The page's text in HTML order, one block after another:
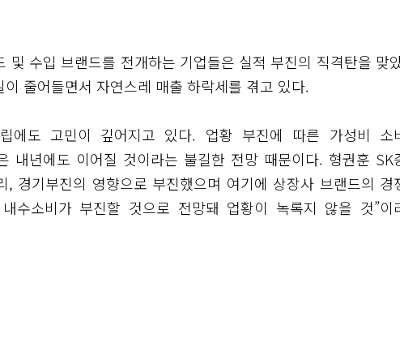
수입 브랜드를 전개하는 기업들은 실적 부진의 직격탄을 맞
줄어들면서 자연스레 매출 하락세를 겪고 있다.
에도 고민이 깊어지고 있다. 업황 부진에 따른 가성비 소
내년에도 이어질 것이라는 불길한 전망 때문이다. 형권훈 SK
경기부진의 영향으로 부진했으며 여기에 상장사 브랜드의 경
수소비가 부진할 것으로 전망돼 업황이 녹록지 않을 것”이